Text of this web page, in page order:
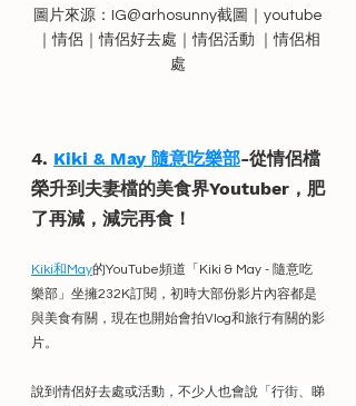
圖片來源：IG@arhosunny截圖｜youtube
｜情侶｜情侶好去處｜情侶活動 ｜情侶相
處
4. Kiki & May 隨意吃樂部-從情侶檔
榮升到夫妻檔的美食界Youtuber，肥
了再減，減完再食！
Kiki和May的YouTube頻道「Kiki & May - 隨意吃
樂部」坐擁232K訂閱，初時大部份影片內容都是
與美食有關，現在也開始會拍Vlog和旅行有關的影
片。
說到情侶好去處或活動，不少人也會說「行街、睇